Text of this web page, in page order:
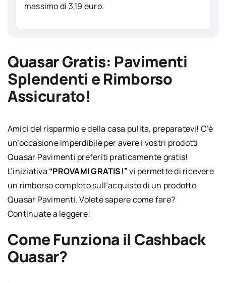
massimo di 3,19 euro.
Quasar Gratis: Pavimenti
Splendenti e Rimborso
Assicurato!
Amici del risparmio e della casa pulita, preparatevi! C’è
un’occasione imperdibile per avere i vostri prodotti
Quasar Pavimenti preferiti praticamente gratis!
L’iniziativa “PROVAMI GRATIS!”vi permette di ricevere
un rimborso completo sull’acquisto di un prodotto
Quasar Pavimenti. Volete sapere come fare?
Continuate a leggere!
Come Funziona il Cashback
Quasar?